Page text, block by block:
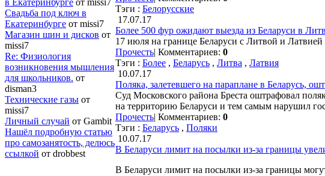
в Екатеринбурге от missi7
Cвадьба под ключ в
Екатеринбурге от missi7
Магазин шин и дисков от
missi7
Re: Физиология
возникновения мышления
для школьников. от
disman3
Технические газы от
missi7
Личный случай от Gambit
Нашёл подробную статью
про самозанятость, делюсь
ссылкой от drobbest
Тэги : Белорусские
17.07.17
Более 500 фур ожидают выезда из Беларуси в
17 июля на границе Беларуси с Литвой и
Прочесть| Комментариев: 0
Тэги : Более , Беларусь , Литва , Латвия
10.07.17
Поляка, залетевшего на параплане в Беларусь,
Суд Московского района Бреста оштрафовал
на территорию Беларуси и тем самым нарушил
Прочесть| Комментариев: 0
Тэги : Беларусь , Поляки
10.07.17
В Беларуси лимит на посылки из-за границы
В Беларуси лимит на посылки из-за границы